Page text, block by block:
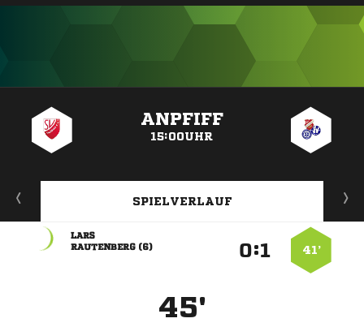
ANPFIFF
15:00UHR
SPIELVERLAUF
41’
:

 
45'